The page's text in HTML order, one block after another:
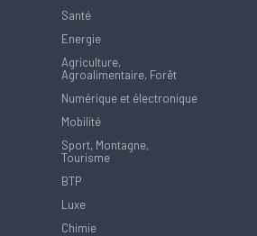
Santé
Energie
Agriculture,
Agroalimentaire, Forêt
Numérique et électronique
Mobilité
Sport, Montagne,
Tourisme
BTP
Luxe
Chimie